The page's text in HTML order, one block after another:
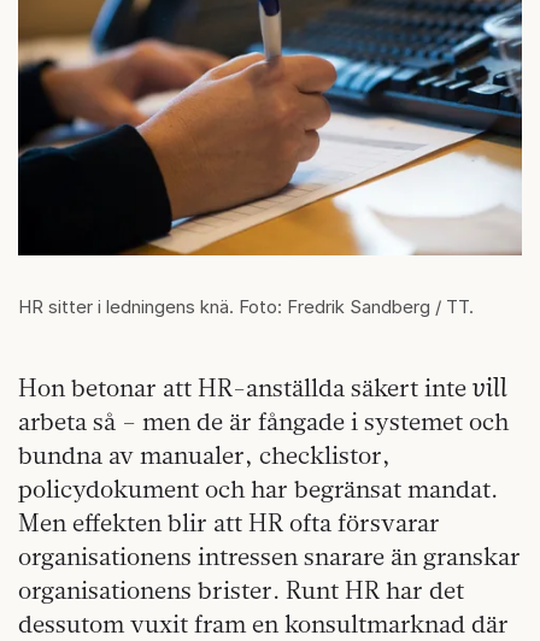
HR sitter i ledningens knä. Foto: Fredrik Sandberg / TT.
Hon betonar att HR-anställda säkert inte vill
arbeta så – men de är fångade i systemet och
bundna av manualer, checklistor,
policydokument och har begränsat mandat.
Men effekten blir att HR ofta försvarar
organisationens intressen snarare än granskar
organisationens brister. Runt HR har det
dessutom vuxit fram en konsultmarknad där